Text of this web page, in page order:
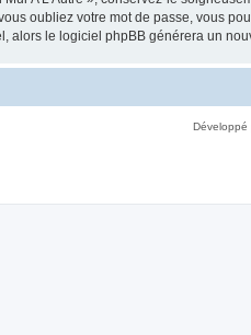
oubliez votre mot de passe, vous
alors le logiciel phpBB générera un
Développé